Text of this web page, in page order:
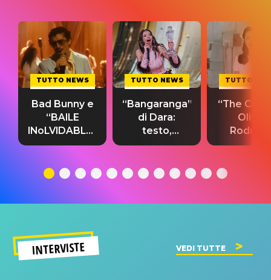
TUTTO NEWS
Bad Bunny e
“BAILE
INoLVIDABLE”:
testo,
significato
TUTTO NEWS
“Bangaranga”
di Dara:
testo,
traduzione e
del singolo
TUTTO
“The
Olivia
testo,
INTERVISTE VEDI TUTTE